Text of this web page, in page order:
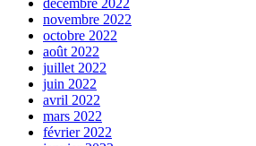
décembre 2022
novembre 2022
octobre 2022
août 2022
juillet 2022
juin 2022
avril 2022
mars 2022
février 2022